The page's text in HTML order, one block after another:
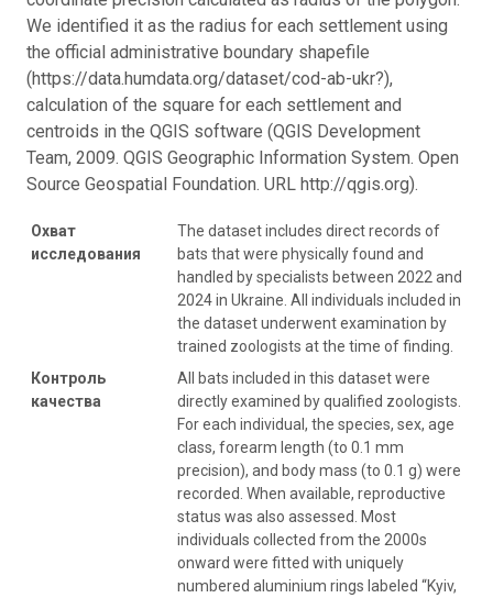
We identified it as the radius for each settlement using
the official administrative boundary shapefile
(https://data.humdata.org/dataset/cod-ab-ukr?),
calculation of the square for each settlement and
centroids in the QGIS software (QGIS Development
Team, 2009. QGIS Geographic Information System. Open
Source Geospatial Foundation. URL http://qgis.org).
Охват
исследования
The dataset includes direct records of
bats that were physically found and
handled by specialists between 2022 and
2024 in Ukraine. All individuals included in
the dataset underwent examination by
trained zoologists at the time of finding.
Контроль
качества
All bats included in this dataset were
directly examined by qualified zoologists.
For each individual, the species, sex, age
class, forearm length (to 0.1 mm
precision), and body mass (to 0.1 g) were
recorded. When available, reproductive
status was also assessed. Most
individuals collected from the 2000s
onward were fitted with uniquely
numbered aluminium rings labeled “Kyiv,